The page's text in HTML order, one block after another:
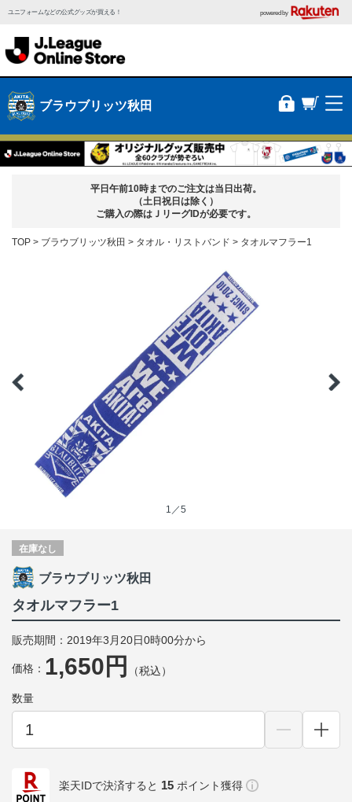
ユニフォームなどの公式グッズが買える！ powered by
ブラウブリッツ秋田
平日午前10時までのご注文は当日出荷。
（土日祝日は除く）
ご購入の際はＪリーグIDが必要です。
TOP ブラウブリッツ秋田 タオル・リストバンド タオルマフラー1
1／5
在庫なし
ブラウブリッツ秋田
タオルマフラー1
販売期間：2019年3月20日0時00分から
価格： 1,650円 （税込）
数量
楽天IDで決済すると 15 ポイント獲得